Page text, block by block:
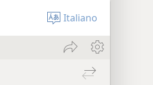
Italiano